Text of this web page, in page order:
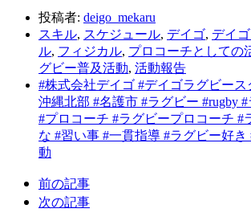
投稿者: deigo_mekaru
スキル, スケジュール, デイゴ, デイ
ル, フィジカル, プロコーチとしての
グビー普及活動, 活動報告
#株式会社デイゴ #デイゴラグビース
沖縄北部 #名護市 #ラグビー #rugby
#プロコーチ #ラグビープロコーチ #
な #習い事 #一貫指導 #ラグビー好
動
前の記事
次の記事